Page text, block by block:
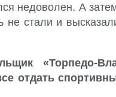
недоволен. А
стали и
«Торпедо-
отдать